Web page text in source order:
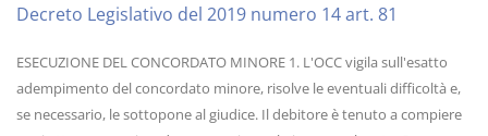
Decreto Legislativo del 2019 numero 14 art. 81
ESECUZIONE DEL CONCORDATO MINORE 1. L'OCC vigila sull'esatto
adempimento del concordato minore, risolve le eventuali difficoltà e,
se necessario, le sottopone al giudice. Il debitore è tenuto a compiere